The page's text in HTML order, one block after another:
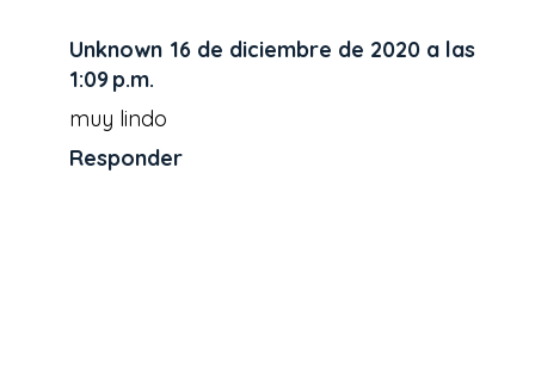
s
t
Unknown 16 de diciembre de 2020 a las
1:09 p.m.
muy lindo
Responder